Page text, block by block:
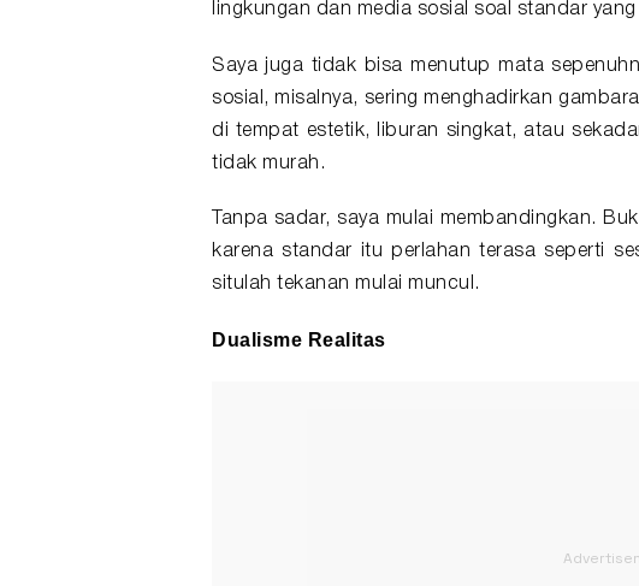
lingkungan dan media sosial soal standar
Saya juga tidak bisa menutup mata
sosial, misalnya, sering menghadirkan
di tempat estetik, liburan singkat, atau
tidak murah.
Tanpa sadar, saya mulai membandingkan.
karena standar itu perlahan terasa seperti
situlah tekanan mulai muncul.
Dualisme Realitas